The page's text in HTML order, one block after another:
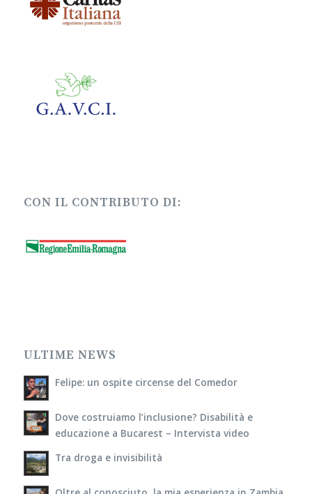
CON IL CONTRIBUTO DI:
ULTIME NEWS
Felipe: un ospite circense del Comedor
Dove costruiamo l’inclusione? Disabilità e
educazione a Bucarest – Intervista video
Tra droga e invisibilità